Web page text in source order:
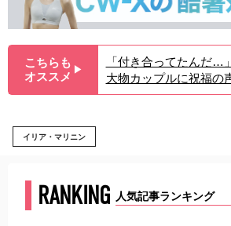
こちらも
オススメ ▶︎
「付き合ってたんだ
大物カップルに祝福の
イリア・マリニン
RANKING 人気記事ランキング